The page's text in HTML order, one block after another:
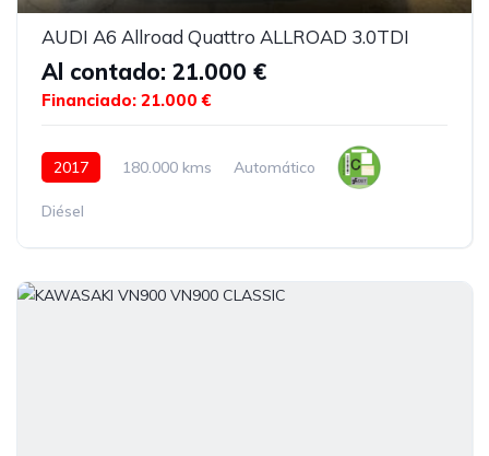
AUDI A6 Allroad Quattro ALLROAD 3.0TDI
Al contado: 21.000 €
Financiado: 21.000 €
2017 180.000 kms Automático
Diésel